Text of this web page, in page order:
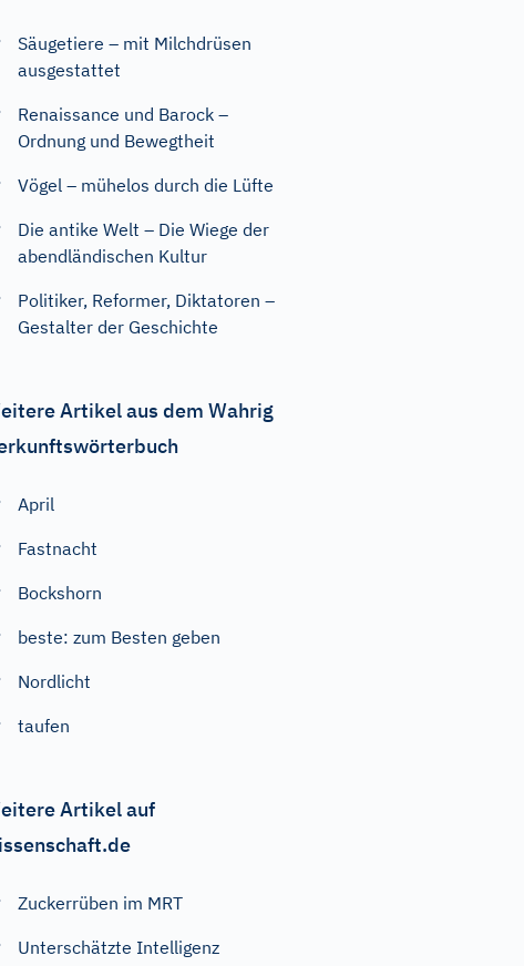
Säugetiere – mit Milchdrüsen
ausgestattet
Renaissance und Barock –
Ordnung und Bewegtheit
Vögel – mühelos durch die Lüfte
Die antike Welt – Die Wiege der
abendländischen Kultur
Politiker, Reformer, Diktatoren –
Gestalter der Geschichte
Artikel aus dem Wahrig
April
Fastnacht
Bockshorn
beste: zum Besten geben
Nordlicht
taufen
Artikel auf
Zuckerrüben im MRT
Unterschätzte Intelligenz